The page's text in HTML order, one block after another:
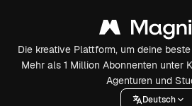
Die kreative Plattform, um deine
Mehr als 1 Million Abonnenten unter
Agenturen und
Deutsch